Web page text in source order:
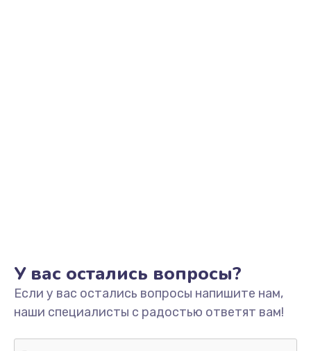
2300 руб.
Заказать
Полный ремонт заварочного блока
У вас остались вопросы?
Если у вас остались вопросы напишите нам,
наши специалисты с радостью ответят вам!